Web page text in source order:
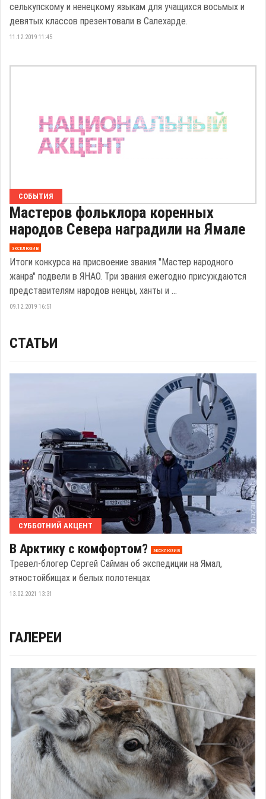
селькупскому и ненецкому языкам для учащихся восьмых и
девятых классов презентовали в Салехарде.
11.12.2019 11:45
СОБЫТИЯ
Мастеров фольклора коренных
народов Севера наградили на Ямале
эксклюзив
Итоги конкурса на присвоение звания "Мастер народного
жанра" подвели в ЯНАО. Три звания ежегодно присуждаются
представителям народов ненцы, ханты и ...
09.12.2019 16:51
СТАТЬИ
СУББОТНИЙ АКЦЕНТ
В Арктику с комфортом? эксклюзив
Тревел-блогер Сергей Сайман об экспедиции на Ямал,
этностойбищах и белых полотенцах
13.02.2021 13:31
ГАЛЕРЕИ